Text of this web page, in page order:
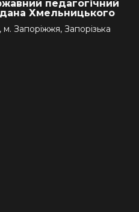
педагогічний
Хмельницького
м. Запоріжжя, Запорізька